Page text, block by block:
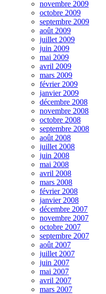
novembre 2009
octobre 2009
septembre 2009
août 2009
juillet 2009
juin 2009
mai 2009
avril 2009
mars 2009
février 2009
janvier 2009
décembre 2008
novembre 2008
octobre 2008
septembre 2008
août 2008
juillet 2008
juin 2008
mai 2008
avril 2008
mars 2008
février 2008
janvier 2008
décembre 2007
novembre 2007
octobre 2007
septembre 2007
août 2007
juillet 2007
juin 2007
mai 2007
avril 2007
mars 2007